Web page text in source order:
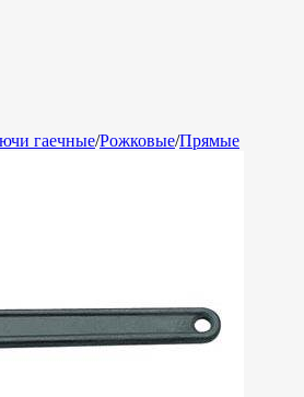
гаечные/Рожковые/Прямые